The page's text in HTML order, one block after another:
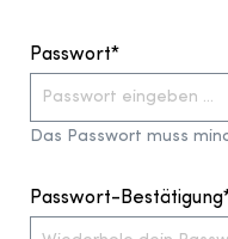
Passwort*
Das Passwort muss
Passwort-